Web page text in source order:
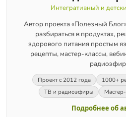
Интегративный и
Автор проекта «Полезный
разбираться в продуктах,
здорового питания простым
рецепты, мастер-классы,
Проект с 2012 года
1000+
ТВ и радиоэфиры
Подробнее об